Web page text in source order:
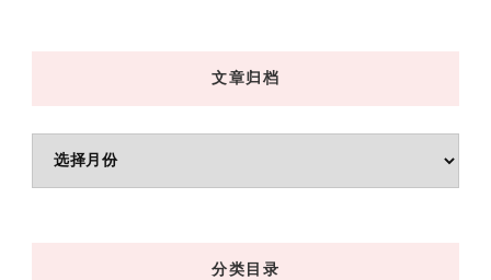
文章归档
章
分类目录